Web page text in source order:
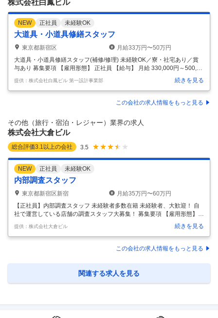
株式会社白鳳ビル
NEW 正社員 未経験OK
大道具・小道具修繕スタッフ
東京都新宿区
月給33万円〜50万円
大道具・小道具修繕スタッフ(補修/修理) 未経験OK／寮・社宅あり／賞
与あり 募集要項 【雇用形態】 正社員 【給与】 月給 330,000円～500,00
0円 給与例 [年収例] 年収395万円以上／未経験1年目 年収480万円以上／
経験3年 ※ご経験、能力を考慮して決定します。 【勤務地】 東京都新宿
区 募集情報 訪れるお客様の95％以上が海外からの旅行者です。 海外の
ショーステージのような興奮と感動を、生で体験することができます。 I
われる 縫製・補修・装飾・造形・メンテナンスの技術が身につく 手を動
か…
提供：株式会社白鳳ビル 第一設計事業部 続きを見る
この会社の求人情報をもっと見る
その他（旅行・宿泊・レジャー）業界の求人
株式会社大倉ビル
総合評価3.1 以上の会社 3.5
NEW 正社員 未経験OK
内部調査スタッフ
東京都新宿区新宿
月給35万円〜60万円
【正社員】内部調査スタッフ 未経験者多数在籍 未経験者、大歓迎！ 自
社で運営している店舗の調査スタッフ大募集！ 募集要項 【雇用形態】
正社員 【給与】 月給 350,000円～600,000円 想定年収4,200,000円~7,2
00,000円 【勤務地】 東京都新宿区新宿5-9-24 新宿白鳳ビル B1F 募集情
報 未経験者が活躍している職場です。 業務の成果がそのまま給料に直結
するため、積極的に色々なことに挑戦すれば、すぐに昇給が可能です！
たことはありませんか？ 内部調査は弊社が運営している店舗を、お客様
提供：株式会社大倉ビル 続きを見る
この会社の求人情報をもっと見る
関連する求人を見る